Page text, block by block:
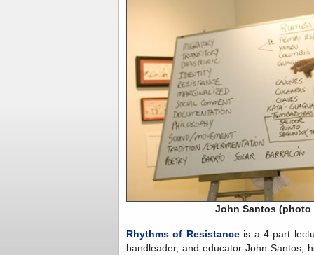
John Santos (photo
Rhythms of Resistanceis a 4-part
bandleader, and educator John Santos,